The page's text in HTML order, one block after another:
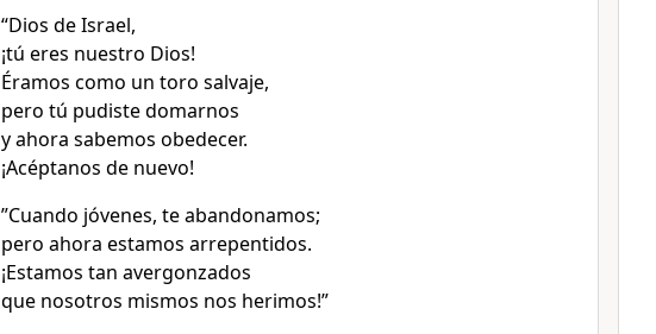
“Dios de Israel,
¡tú eres nuestro Dios!
Éramos como un toro salvaje,
pero tú pudiste domarnos
y ahora sabemos obedecer.
¡Acéptanos de nuevo!
”Cuando jóvenes, te abandonamos;
pero ahora estamos arrepentidos.
¡Estamos tan avergonzados
que nosotros mismos nos herimos!”